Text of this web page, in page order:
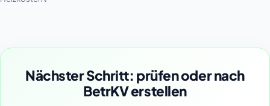
Nächster Schritt: prüfen oder nach
BetrKV erstellen